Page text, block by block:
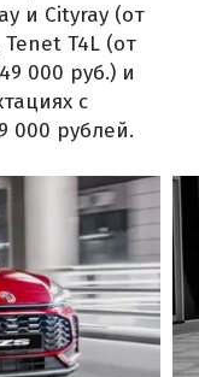
и Cityray (от
T4L (от
000 руб.) и
с
000 рублей.